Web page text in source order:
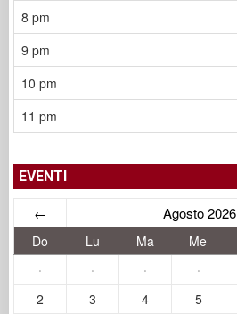
8 pm
9 pm
10 pm
11 pm
EVENTI
← Agosto 2026
Do Lu Ma Me
·
· · ·
2
3 4 5